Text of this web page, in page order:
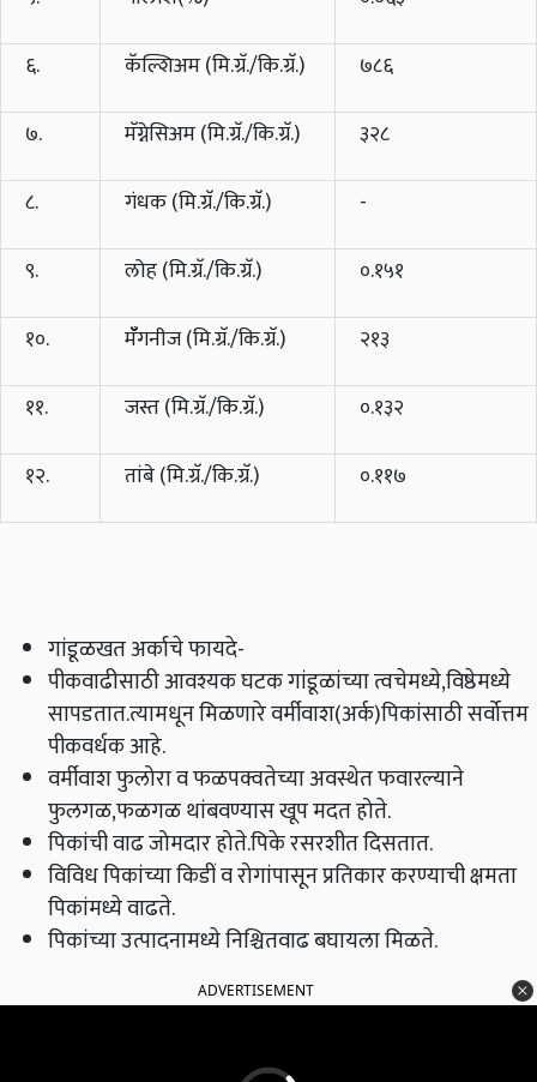
६.
कॅल्शिअम (मि.ग्रॅ./कि.ग्रॅ.)
७८६
७.
मॅग्नेसिअम (मि.ग्रॅ./कि.ग्रॅ.)
३२८
८.
गंधक (मि.ग्रॅ./कि.ग्रॅ.)
-
९.
लोह (मि.ग्रॅ./कि.ग्रॅ.)
०.१५१
१०.
मॅँगनीज (मि.ग्रॅ./कि.ग्रॅ.)
२१३
११.
जस्त (मि.ग्रॅ./कि.ग्रॅ.)
०.१३२
१२.
तांबे (मि.ग्रॅ./कि.ग्रॅ.) ०.११७
गांडूळखत अर्काचे फायदे-
पीकवाढीसाठी आवश्यक घटक गांडूळांच्या त्वचेमध्ये,विष्ठेमध्ये
सापडतात.त्यामधून मिळणारे वर्मीवाश(अर्क)पिकांसाठी सर्वोत्तम
पीकवर्धक आहे.
वर्मीवाश फुलोरा व फळपक्वतेच्या अवस्थेत फवारल्याने
फुलगळ,फळगळ थांबवण्यास खूप मदत होते.
पिकांची वाढ जोमदार होते.पिके रसरशीत दिसतात.
विविध पिकांच्या किडीं व रोगांपासून प्रतिकार करण्याची क्षमता
पिकांमध्ये वाढते.
पिकांच्या उत्पादनामध्ये निश्चितवाढ बघायला मिळते.
ADVERTISEMENT